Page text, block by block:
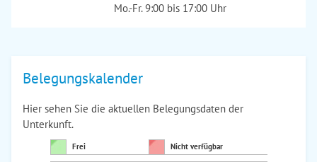
Mo.-Fr. 9:00 bis 17:00 Uhr
Belegungskalender
Hier sehen Sie die aktuellen Belegungsdaten der
Unterkunft.
Frei Nicht verfügbar